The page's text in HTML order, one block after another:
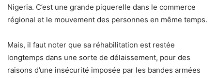
Nigeria. C’est une grande piquerelle dans le commerce
régional et le mouvement des personnes en même temps.
Mais, il faut noter que sa réhabilitation est restée
longtemps dans une sorte de délaissement, pour des
raisons d’une insécurité imposée par les bandes armées